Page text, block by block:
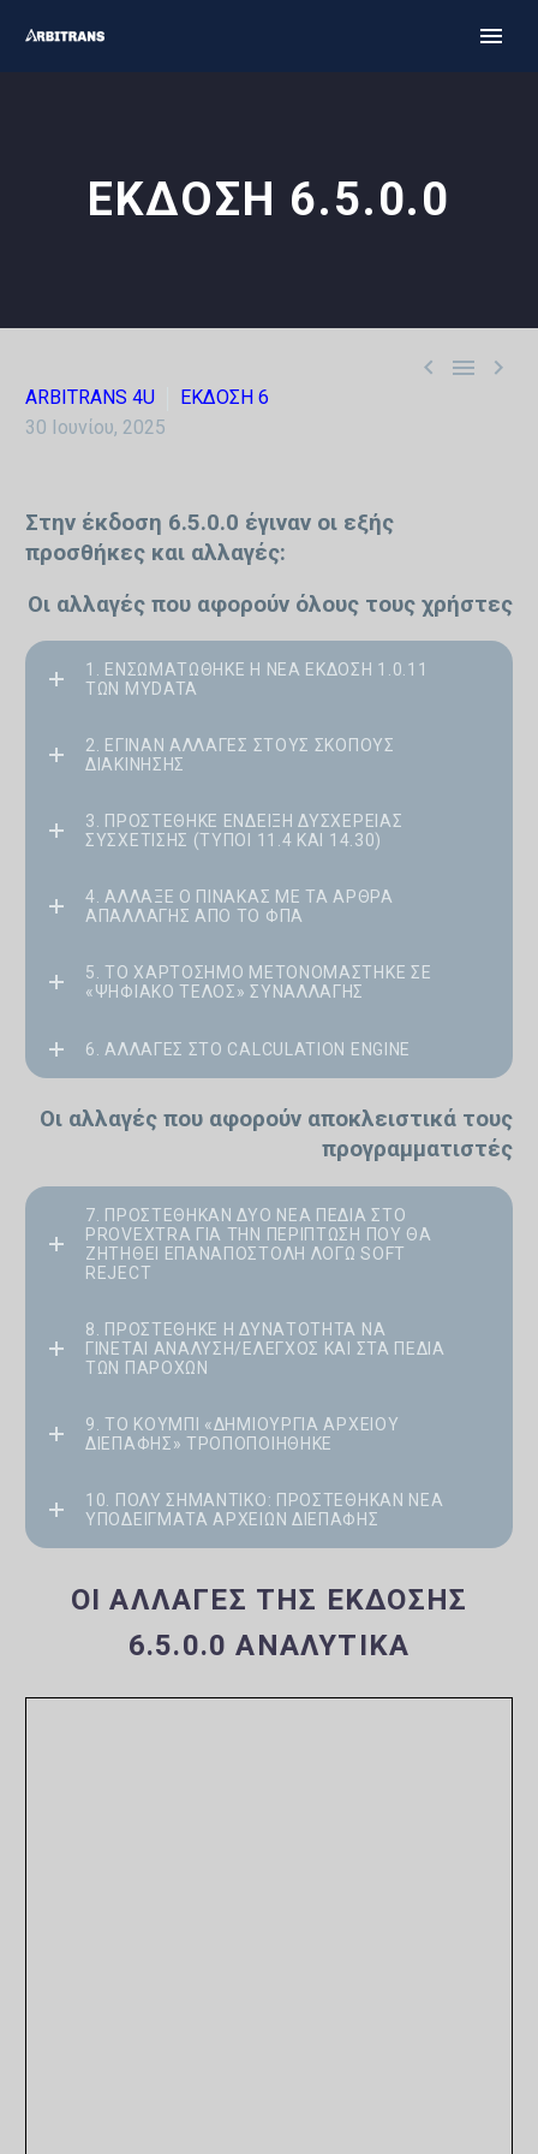
ΕΚΔΟΣΗ 6.5.0.0
  
ARBITRANS 4U
ΕΚΔΟΣΗ 6
30 Ιουνίου, 2025
Στην έκδοση 6.5.0.0 έγιναν οι εξής
προσθήκες και αλλαγές:
Οι αλλαγές που αφορούν όλους τους χρήστες
1. ΕΝΣΩΜΑΤΏΘΗΚΕ Η ΝΈΑ ΈΚΔΟΣΗ 1.0.11
ΤΩΝ MYDATA
2. ΈΓΙΝΑΝ ΑΛΛΑΓΈΣ ΣΤΟΥΣ ΣΚΟΠΟΎΣ
ΔΙΑΚΊΝΗΣΗΣ
3. ΠΡΟΣΤΈΘΗΚΕ ΈΝΔΕΙΞΗ ΔΥΣΧΈΡΕΙΑΣ
ΣΥΣΧΈΤΙΣΗΣ (ΤΎΠΟΙ 11.4 ΚΑΙ 14.30)
4. ΆΛΛΑΞΕ Ο ΠΊΝΑΚΑΣ ΜΕ ΤΑ ΆΡΘΡΑ
ΑΠΑΛΛΑΓΉΣ ΑΠΌ ΤΟ ΦΠΑ
5. ΤΟ ΧΑΡΤΌΣΗΜΟ ΜΕΤΟΝΟΜΆΣΤΗΚΕ ΣΕ
«ΨΗΦΙΑΚΌ ΤΈΛΟΣ» ΣΥΝΑΛΛΑΓΉΣ
6. ΑΛΛΑΓΈΣ ΣΤΟ CALCULATION ENGINE
Οι αλλαγές που αφορούν αποκλειστικά τους
προγραμματιστές
7. ΠΡΟΣΤΈΘΗΚΑΝ ΔΎΟ ΝΈΑ ΠΕΔΊΑ ΣΤΟ
PROVEXTRA ΓΙΑ ΤΗΝ ΠΕΡΊΠΤΩΣΗ ΠΟΥ ΘΑ
ΖΗΤΗΘΕΊ ΕΠΑΝΑΠΟΣΤΟΛΉ ΛΌΓΩ SOFT
REJECT
8. ΠΡΟΣΤΈΘΗΚΕ Η ΔΥΝΑΤΌΤΗΤΑ ΝΑ
ΓΊΝΕΤΑΙ ΑΝΆΛΥΣΗ/ΈΛΕΓΧΟΣ ΚΑΙ ΣΤΑ ΠΕΔΊΑ
ΤΩΝ ΠΑΡΌΧΩΝ
9. ΤΟ ΚΟΥΜΠΊ «ΔΗΜΙΟΥΡΓΊΑ ΑΡΧΕΊΟΥ
ΔΙΕΠΑΦΉΣ» ΤΡΟΠΟΠΟΙΉΘΗΚΕ
10. ΠΟΛΥ ΣΗΜΑΝΤΙΚΟ: ΠΡΟΣΤΈΘΗΚΑΝ ΝΈΑ
ΥΠΟΔΕΊΓΜΑΤΑ ΑΡΧΕΊΩΝ ΔΙΕΠΑΦΉΣ
ΟΙ ΑΛΛΑΓΈΣ ΤΗΣ ΈΚΔΟΣΗΣ
6.5.0.0 ΑΝΑΛΥΤΙΚΆ